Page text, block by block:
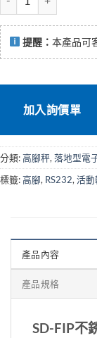
提醒： 本產品可
加入詢價單
分類:高腳秤,落地型電
標籤:高腳, RS232,活動
產品內容
產品規格
SD-FIP不